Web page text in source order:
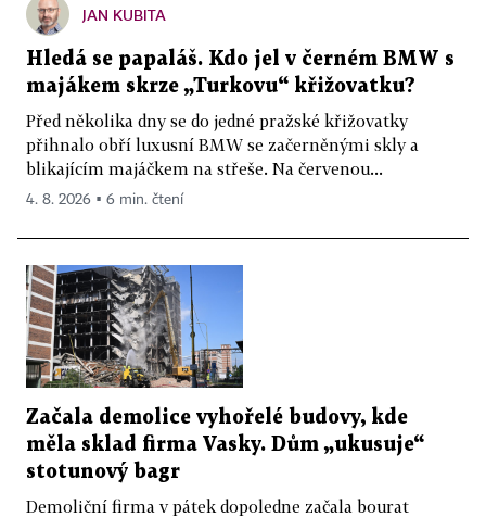
JAN KUBITA
Hledá se papaláš. Kdo jel v černém BMW s
majákem skrze „Turkovu“ křižovatku?
Před několika dny se do jedné pražské křižovatky
přihnalo obří luxusní BMW se začerněnými skly a
blikajícím majáčkem na střeše. Na červenou...
4. 8. 2026 ▪ 6 min. čtení
Začala demolice vyhořelé budovy, kde
měla sklad firma Vasky. Dům „ukusuje“
stotunový bagr
Demoliční firma v pátek dopoledne začala bourat